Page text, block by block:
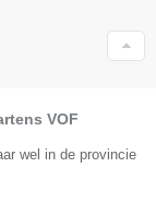
VOF
wel in de provincie